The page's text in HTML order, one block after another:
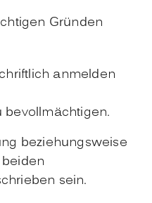
Gründen
anmelden
bevollmächtigen.
beziehungsweise
sein.